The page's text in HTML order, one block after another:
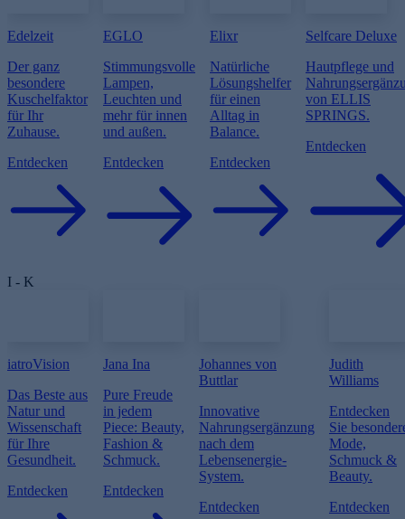
Edelzeit
Der ganz
besondere
Kuschelfaktor
für Ihr
Zuhause.
Entdecken
EGLO
Stimmungsvolle
Lampen,
Leuchten und
mehr für innen
und außen.
Entdecken
Elixr
Natürliche
Lösungshelfer
für einen
Alltag in
Balance.
Entdecken
Selfcare Deluxe
Hautpflege und
von ELLIS
SPRINGS.
Entdecken
I - K
iatroVision
Das Beste aus
Natur und
Wissenschaft
für Ihre
Gesundheit.
Entdecken
Jana Ina
Pure Freude
in jedem
Piece: Beauty,
Fashion &
Schmuck.
Entdecken
Johannes von
Buttlar
Innovative
Nahrungsergänzung
nach dem
Lebensenergie-
System.
Entdecken
Judith
Williams
Entdecken
Sie
Mode,
Schmuck &
Beauty.
Entdecken